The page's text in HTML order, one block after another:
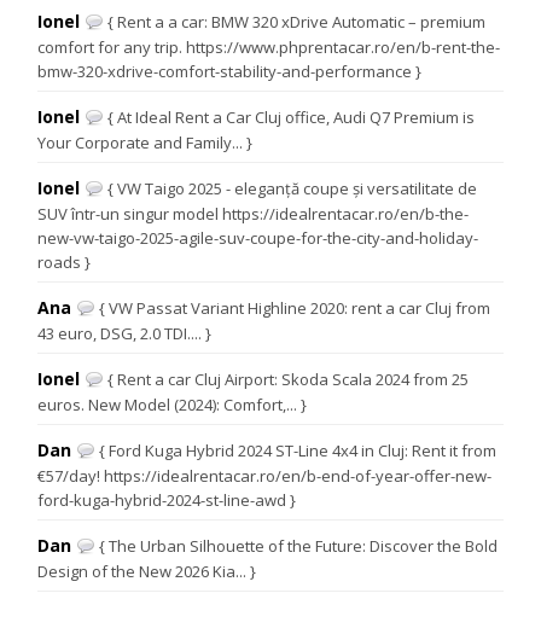
Ionel
{ Rent a a car: BMW 320 xDrive Automatic – premium
comfort for any trip. https://www.phprentacar.ro/en/b-rent-the-
bmw-320-xdrive-comfort-stability-and-performance }
Ionel
{ At Ideal Rent a Car Cluj office, Audi Q7 Premium is
Your Corporate and Family... }
Ionel
{ VW Taigo 2025 - eleganță coupe și versatilitate de
SUV într-un singur model https://idealrentacar.ro/en/b-the-
new-vw-taigo-2025-agile-suv-coupe-for-the-city-and-holiday-
roads }
Ana
{ VW Passat Variant Highline 2020: rent a car Cluj from
43 euro, DSG, 2.0 TDI.... }
Ionel
{ Rent a car Cluj Airport: Skoda Scala 2024 from 25
euros. New Model (2024): Comfort,... }
Dan
{ Ford Kuga Hybrid 2024 ST-Line 4x4 in Cluj: Rent it from
€57/day! https://idealrentacar.ro/en/b-end-of-year-offer-new-
ford-kuga-hybrid-2024-st-line-awd }
Dan
{ The Urban Silhouette of the Future: Discover the Bold
Design of the New 2026 Kia... }